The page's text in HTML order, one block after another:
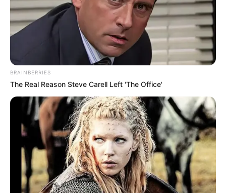
BRAINBERRIES
The Real Reason Steve Carell Left 'The Office'